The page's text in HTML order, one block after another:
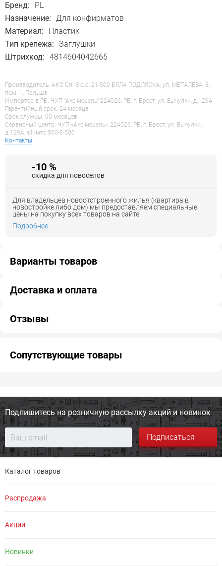
Бренд:
PL
Назначение: Для конфирматов
Материал:
Пластик
Тип крепежа: Заглушки
Штрихкод: 4814604042665
Производитель: АКС Сп. З о.о, 21-500 БЯЛА ПОДЛЯСКА, ул. МЕТАЛЁВА, 8,
пом. 1, Польша
Импортер в РБ: ЧУП "Акс-мебель" 224026, РБ, г. Брест, ул. Вычулки, д.129А
Гарантийный срок: 24 месяца
Срок службы: 60 месяцев
Сервисный центр: ЧУП «Акс-мебель», 224026, РБ, г. Брест, ул. Вычулки,
д.129А, a1/мтс 500-8-500
Контакты
-10 %
скидка для новоселов
Для владельцев новоотстроенного жилья (квартира в
новостройке либо дом) мы предоставляем специальные
цены на покупку всех товаров на сайте.
Подробнее
Варианты товаров
Доставка и оплата
Отзывы
Сопутствующие товары
Подпишитесь на розничную рассылку акций и новинок
Подписаться
Каталог товаров
Распродажа
Акции
Новинки